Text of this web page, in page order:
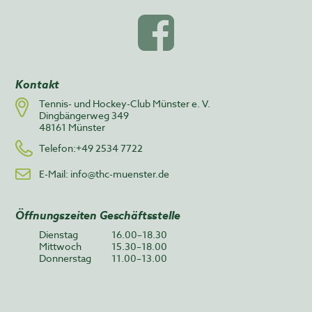
Kontakt
Tennis- und Hockey-Club Münster e. V.
Dingbängerweg 349
48161 Münster
Telefon:+49 2534 7722
E-Mail: info@thc-muenster.de
Öffnungszeiten Geschäftsstelle
Dienstag
16.00–18.30
Mittwoch
15.30–18.00
Donnerstag
11.00–13.00